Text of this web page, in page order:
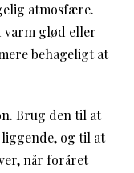
atmosfære.
varm glød eller
behageligt at
Brug den til at
og til at
når foråret